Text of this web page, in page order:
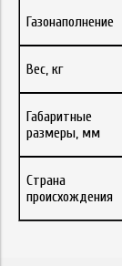
Газонаполнение
Вес, кг
Габаритные
размеры, мм
Страна
происхождения